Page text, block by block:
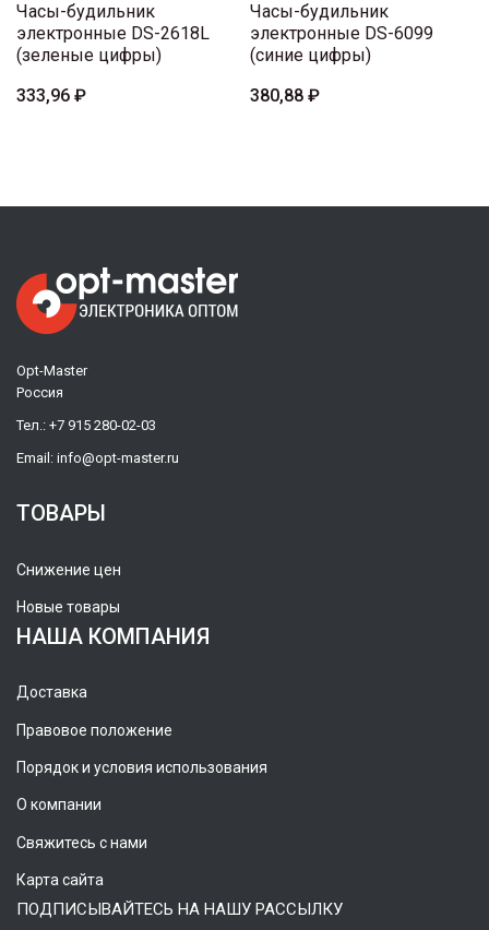
Часы-будильник
электронные DS-2618L
(зеленые цифры)
333,96 ₽
Часы-будильник
электронные DS-6099
(синие цифры)
380,88 ₽
Opt-Master
Россия
Тел.: +7 915 280-02-03
Email: info@opt-master.ru
ТОВАРЫ
Снижение цен
Новые товары
НАША КОМПАНИЯ
Доставка
Правовое положение
Порядок и условия использования
О компании
Свяжитесь с нами
Карта сайта
ПОДПИСЫВАЙТЕСЬ НА НАШУ РАССЫЛКУ